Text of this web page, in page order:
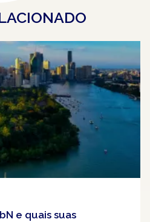
e quais suas